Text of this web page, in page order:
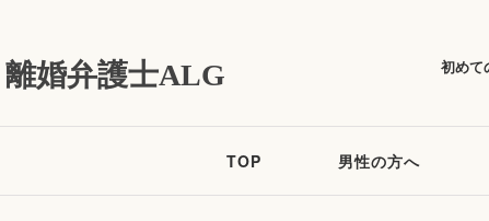
離婚弁護士ALG 初めて
TOP 男性の方へ